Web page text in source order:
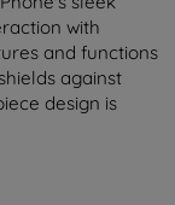
with
and functions
against
design is